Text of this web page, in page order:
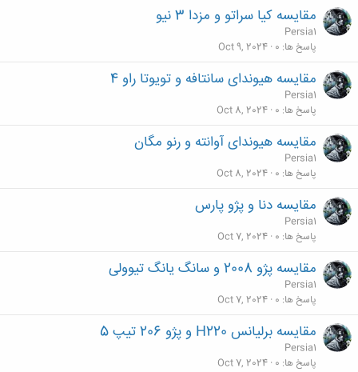
مقایسه کیا سراتو و مزدا 3 نیو
Persia1
پاسخ ها 0
Oct 9, 2024
مقایسه هیوندای سانتافه و تویوتا راو 4
Persia1
پاسخ ها 0
Oct 8, 2024
مقایسه هیوندای آوانته و رنو مگان
Persia1
پاسخ ها 0
Oct 8, 2024
مقایسه دنا و پژو پارس
Persia1
پاسخ ها 0
Oct 7, 2024
مقایسه پژو 2008 و سانگ یانگ تیوولی
Persia1
پاسخ ها 0
Oct 7, 2024
مقایسه برلیانس H220 و پژو 206 تیپ 5
Persia1
پاسخ ها 0
Oct 7, 2024